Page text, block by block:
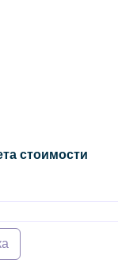
стоимости